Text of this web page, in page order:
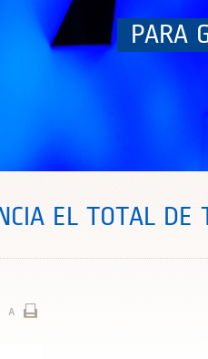
PARA
EL TOTAL DE